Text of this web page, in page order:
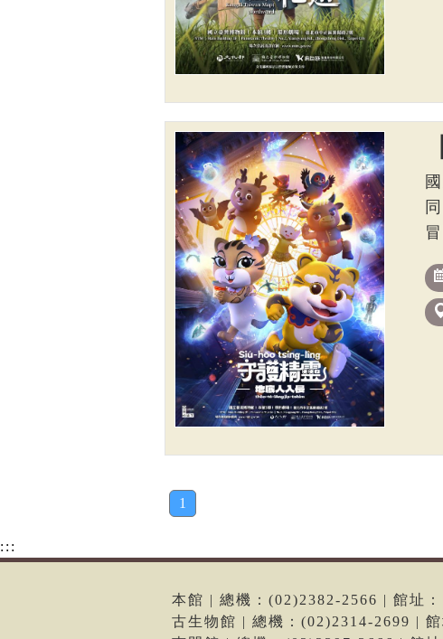
1
:::
本館 | 總機：(02)2382-2566 | 館址
古生物館 | 總機：(02)2314-2699 |